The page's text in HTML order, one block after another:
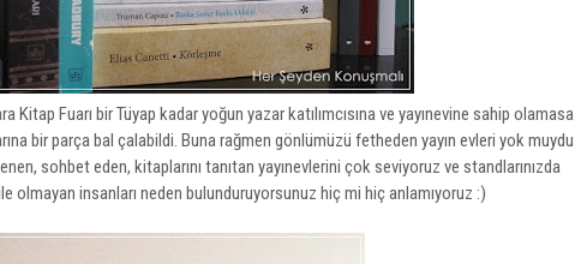
Fuarı bir Tüyap kadar yoğun yazar katılımcısına ve yayınevine sahip olamasa
bir parça bal çalabildi. Buna rağmen gönlümüzü fetheden yayın evleri yok muydu
sohbet eden, kitaplarını tanıtan yayınevlerini çok seviyoruz ve standlarınızda
olmayan insanları neden bulunduruyorsunuz hiç mi hiç anlamıyoruz :)